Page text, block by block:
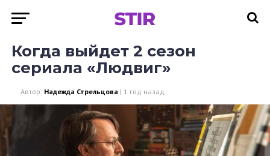
Когда выйдет 2 сезон
сериала «Людвиг»
Автор: Надежда Стрельцова | 1 год назад